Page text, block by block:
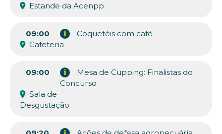
Estande da Acenpp
09:00 i
Coquetéis com café
Cafeteria
09:00 i
Mesa de Cupping: Finalistas do
Concurso
Sala de
Desgustação